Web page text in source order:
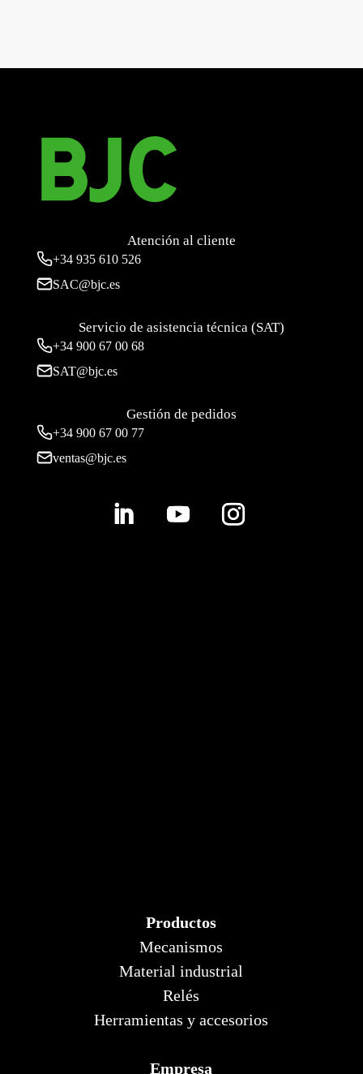
Atención al cliente
+34 935 610 526
SAC@bjc.es
Servicio de asistencia técnica (SAT)
+34 900 67 00 68
SAT@bjc.es
Gestión de pedidos
+34 900 67 00 77
ventas@bjc.es
Productos
Mecanismos
Material industrial
Relés
Herramientas y accesorios
Empresa